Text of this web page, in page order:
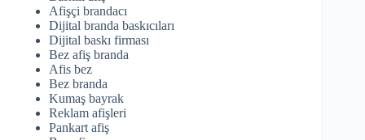
Afişçi brandacı
Dijital branda baskıcıları
Dijital baskı firması
Bez afiş branda
Afis bez
Bez branda
Kumaş bayrak
Reklam afişleri
Pankart afiş